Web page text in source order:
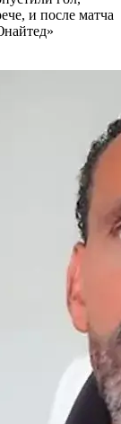
и после матча